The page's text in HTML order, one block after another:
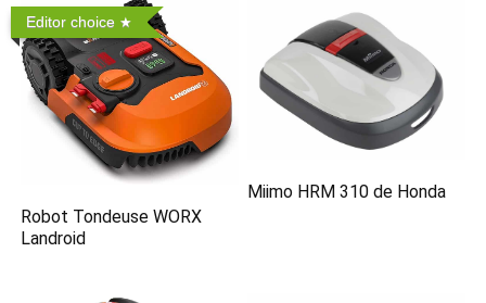
Editor choice
Robot Tondeuse WORX
Landroid
Miimo HRM 310 de Honda